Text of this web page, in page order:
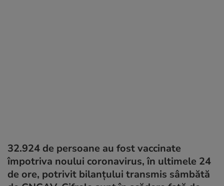
32.924 de persoane au fost vaccinate
împotriva noului coronavirus, în ultimele 24
de ore, potrivit bilanțului transmis sâmbătă